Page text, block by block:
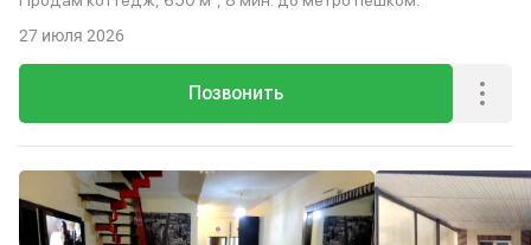
Позвонить
27 июля 2026